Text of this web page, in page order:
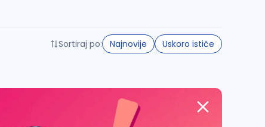
Sortiraj po: Najnovije Uskoro ističe